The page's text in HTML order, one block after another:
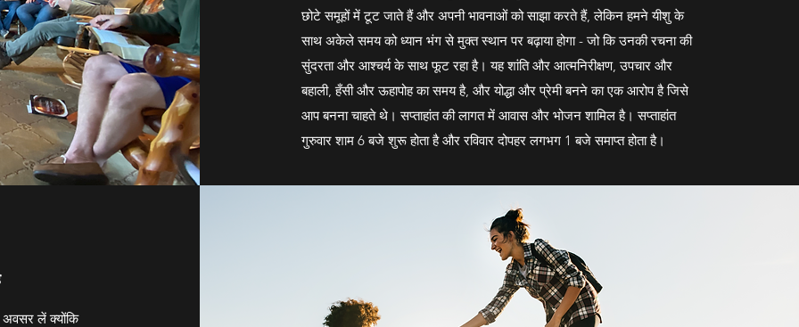
छोटे समूहों में टूट जाते हैं और अपनी भावनाओं को साझा करते हैं, लेकिन हमने यीशु के
साथ अकेले समय को ध्यान भंग से मुक्त स्थान पर बढ़ाया होगा - जो कि उनकी रचना की
सुंदरता और आश्चर्य के साथ फूट रहा है। यह शांति और आत्मनिरीक्षण, उपचार और
बहाली, हँसी और ऊहापोह का समय है, और योद्धा और प्रेमी बनने का एक आरोप है जिसे
आप बनना चाहते थे। सप्ताहांत की लागत में आवास और भोजन शामिल है। सप्ताहांत
गुरुवार शाम 6 बजे शुरू होता है और रविवार दोपहर लगभग 1 बजे समाप्त होता है।
लें क्योंकि